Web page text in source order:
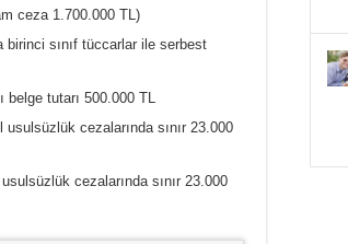
ceza 1.700.000 TL)
birinci sınıf tüccarlar ile serbest
tutarı 500.000 TL
cezalarında sınır 23.000
cezalarında sınır 23.000